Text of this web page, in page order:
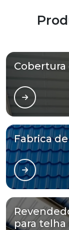
Cobertura
Fabrica
para